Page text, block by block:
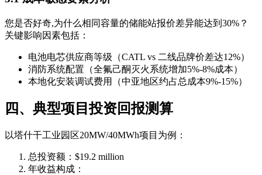
您是否好奇,为什么相同容量的储能站报价差异能达到30%？
关键影响因素包括：
电池电芯供应商等级（CATL vs 二线品牌价差达12%）
消防系统配置（全氟己酮灭火系统增加5%-8%成本）
本地化安装调试费用（中亚地区约占总成本9%-15%）
四、典型项目投资回报测算
以塔什干工业园区20MW/40MWh项目为例：
总投资额：$19.2 million
年收益构成：